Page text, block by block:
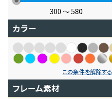
300 〜580
カラー
この条件を解除する
フレーム素材